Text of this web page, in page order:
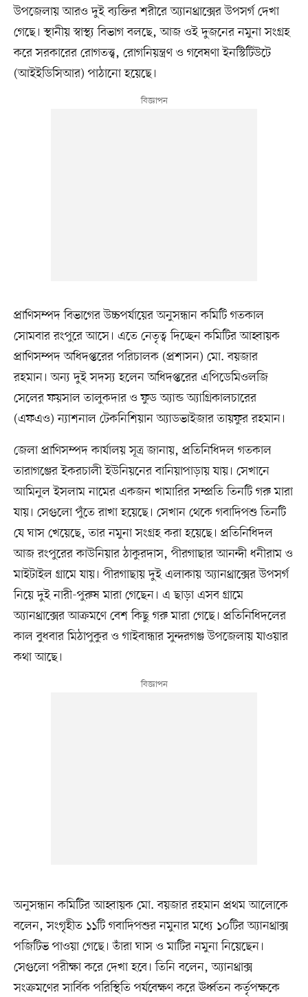
উপজেলায় আরও দুই ব্যক্তির শরীরে অ্যানথ্রাক্সের উপসর্গ দেখা
গেছে। স্থানীয় স্বাস্থ্য বিভাগ বলছে, আজ ওই দুজনের নমুনা সংগ্রহ
করে সরকারের রোগতত্ত্ব, রোগনিয়ন্ত্রণ ও গবেষণা ইনস্টিটিউটে
(আইইডিসিআর) পাঠানো হয়েছে।
প্রাণিসম্পদ বিভাগের উচ্চপর্যায়ের অনুসন্ধান কমিটি গতকাল
সোমবার রংপুরে আসে। এতে নেতৃত্ব দিচ্ছেন কমিটির আহ্বায়ক
প্রাণিসম্পদ অধিদপ্তরের পরিচালক (প্রশাসন) মো. বয়জার
রহমান। অন্য দুই সদস্য হলেন অধিদপ্তরের এপিডেমিওলজি
সেলের ফয়সাল তালুকদার ও ফুড অ্যান্ড অ্যাগ্রিকালচারের
(এফএও) ন্যাশনাল টেকনিশিয়ান অ্যাডভাইজার তায়ফুর রহমান।
জেলা প্রাণিসম্পদ কার্যালয় সূত্র জানায়, প্রতিনিধিদল গতকাল
তারাগঞ্জের ইকরচালী ইউনিয়নের বানিয়াপাড়ায় যায়। সেখানে
আমিনুল ইসলাম নামের একজন খামারির সম্প্রতি তিনটি গরু মারা
যায়। সেগুলো পুঁতে রাখা হয়েছে। সেখান থেকে গবাদিপশু তিনটি
যে ঘাস খেয়েছে, তার নমুনা সংগ্রহ করা হয়েছে। প্রতিনিধিদল
আজ রংপুরের কাউনিয়ার ঠাকুরদাস, পীরগাছার আনন্দী ধনীরাম ও
মাইটাইল গ্রামে যায়। পীরগাছায় দুই এলাকায় অ্যানথ্রাক্সের উপসর্গ
নিয়ে দুই নারী-পুরুষ মারা গেছেন। এ ছাড়া এসব গ্রামে
অ্যানথ্রাক্সের আক্রমণে বেশ কিছু গরু মারা গেছে। প্রতিনিধিদলের
কাল বুধবার মিঠাপুকুর ও গাইবান্ধার সুন্দরগঞ্জ উপজেলায় যাওয়ার
কথা আছে।
অনুসন্ধান কমিটির আহ্বায়ক মো. বয়জার রহমান প্রথম আলোকে
বলেন, সংগৃহীত ১১টি গবাদিপশুর নমুনার মধ্যে ১০টির অ্যানথ্রাক্স
পজিটিভ পাওয়া গেছে। তাঁরা ঘাস ও মাটির নমুনা নিয়েছেন।
সেগুলো পরীক্ষা করে দেখা হবে। তিনি বলেন, অ্যানথ্রাক্স
সংক্রমণের সার্বিক পরিস্থিতি পর্যবেক্ষণ করে ঊর্ধ্বতন কর্তৃপক্ষকে